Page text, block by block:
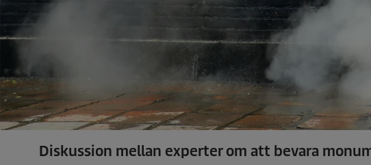
Diskussion mellan experter om att bevara